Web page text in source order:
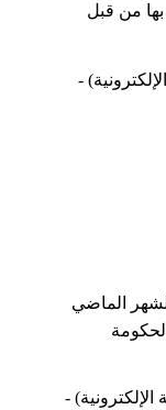
من قبل
-
الماضي
-